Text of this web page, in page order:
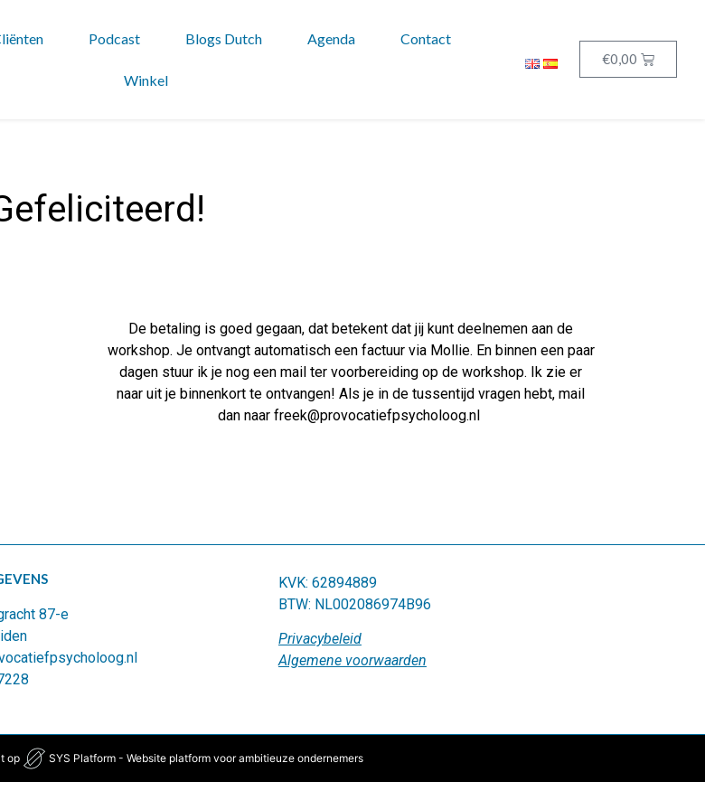
Podcast Blogs Dutch Agenda Contact
Winkel
€0,00
De betaling is goed gegaan, dat betekent dat jij kunt deelnemen aan de
workshop. Je ontvangt automatisch een factuur via Mollie. En binnen een paar
dagen stuur ik je nog een mail ter voorbereiding op de workshop. Ik zie er
naar uit je binnenkort te ontvangen! Als je in de tussentijd vragen hebt, mail
dan naar freek@provocatiefpsycholoog.nl
87-e
KVK: 62894889
BTW: NL002086974B96
Privacybeleid
Algemene voorwaarden
op SYS Platform - Website platform voor ambitieuze ondernemers